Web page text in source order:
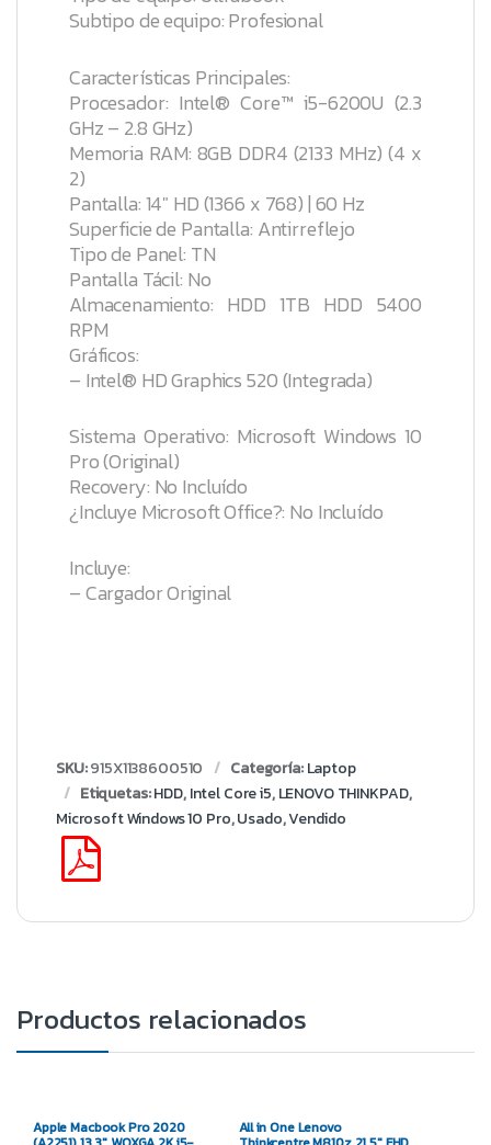
Subtipo de equipo: Profesional
Características Principales:
Procesador: Intel® Core™ i5-6200U (2.3
GHz – 2.8 GHz)
Memoria RAM: 8GB DDR4 (2133 MHz) (4 x
2)
Pantalla: 14″ HD (1366 x 768) | 60 Hz
Superficie de Pantalla: Antirreflejo
Tipo de Panel: TN
Pantalla Tácil: No
Almacenamiento: HDD 1TB HDD 5400
RPM
Gráficos:
– Intel® HD Graphics 520 (Integrada)
Sistema Operativo: Microsoft Windows 10
Pro (Original)
Recovery: No Incluído
¿Incluye Microsoft Office?: No Incluído
Incluye:
– Cargador Original
SKU:915X1138600510 Categoría:Laptop
Etiquetas:HDD,Intel Core i5,LENOVO THINKPAD,
Microsoft Windows 10 Pro,Usado,Vendido
Productos relacionados
Apple Macbook Pro 2020 All in One Lenovo